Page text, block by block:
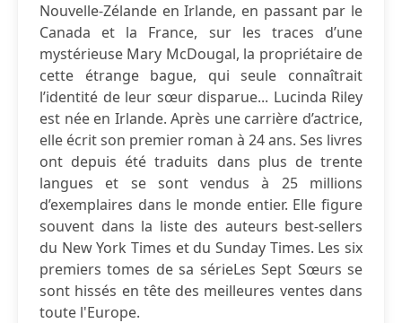
Nouvelle-Zélande en Irlande, en passant par le
Canada et la France, sur les traces d’une
mystérieuse Mary McDougal, la propriétaire de
cette étrange bague, qui seule connaîtrait
l’identité de leur sœur disparue... Lucinda Riley
est née en Irlande. Après une carrière d’actrice,
elle écrit son premier roman à 24 ans. Ses livres
ont depuis été traduits dans plus de trente
langues et se sont vendus à 25 millions
d’exemplaires dans le monde entier. Elle figure
souvent dans la liste des auteurs best-sellers
du New York Times et du Sunday Times. Les six
premiers tomes de sa sérieLes Sept Sœurs se
sont hissés en tête des meilleures ventes dans
toute l'Europe.